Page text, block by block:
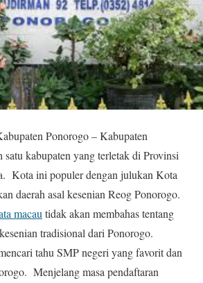
Ponorogo – Kabupaten
satu kabupaten yang terletak di Provinsi
Kota ini populer dengan julukan Kota
daerah asal kesenian Reog Ponorogo.
macautidak akan membahas tentang
tradisional dari Ponorogo.
tahu SMP negeri yang favorit dan
Menjelang masa pendaftaran